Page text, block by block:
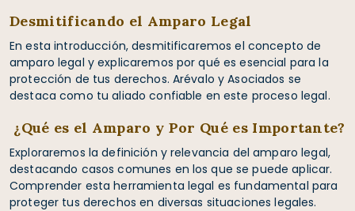
Desmitificando el Amparo Legal
En esta introducción, desmitificaremos el concepto de
amparo legal y explicaremos por qué es esencial para la
protección de tus derechos. Arévalo y Asociados se
destaca como tu aliado confiable en este proceso legal.
¿Qué es el Amparo y Por Qué es Importante?
Exploraremos la definición y relevancia del amparo legal,
destacando casos comunes en los que se puede aplicar.
Comprender esta herramienta legal es fundamental para
proteger tus derechos en diversas situaciones legales.